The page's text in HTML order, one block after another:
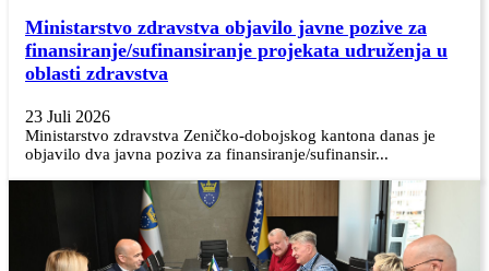
Ministarstvo zdravstva objavilo javne pozive za
finansiranje/sufinansiranje projekata udruženja u
oblasti zdravstva
23 Juli 2026
Ministarstvo zdravstva Zeničko-dobojskog kantona danas je
objavilo dva javna poziva za finansiranje/sufinansir...